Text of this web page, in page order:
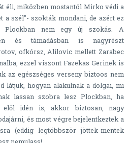
éli, miközben mostantól Mirko védi a
a szél"- szokták mondani, de azért ez
Plockban nem egy új szokás. A
és támadásban is nagyrészt
ofkórsz, Alilovic mellett Zarabec
ezzel viszont Fazekas Gerinek is
az egészséges verseny biztoos nem
látjuk, hogyan alakulnak a dolgai, mi
lassan szobra lesz Plockban, ha
idén is, akkor biztosan, nagy
és most végre bejelentkeztek a
(eddig legtöbbször jöttek-mentek